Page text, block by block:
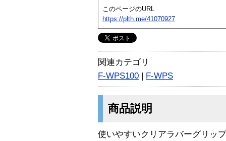
このページのURL
https://plth.me/41070927
関連カテゴリ
F-WPS100 | F-WPS
商品説明
使いやすいクリアラバーグリッ